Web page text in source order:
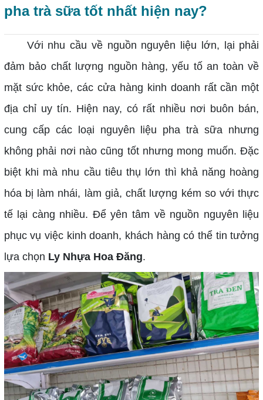
pha trà sữa tốt nhất hiện nay?
Với nhu cầu về nguồn nguyên liệu lớn, lại phải
đảm bảo chất lượng nguồn hàng, yếu tố an toàn về
mặt sức khỏe, các cửa hàng kinh doanh rất cần một
địa chỉ uy tín. Hiện nay, có rất nhiều nơi buôn bán,
cung cấp các loại nguyên liệu pha trà sữa nhưng
không phải nơi nào cũng tốt nhưng mong muốn. Đặc
biệt khi mà nhu cầu tiêu thụ lớn thì khả năng hoàng
hóa bị làm nhái, làm giả, chất lượng kém so với thực
tế lại càng nhiều. Để yên tâm về nguồn nguyên liệu
phục vụ việc kinh doanh, khách hàng có thể tin tưởng
lựa chọn Ly Nhựa Hoa Đăng.